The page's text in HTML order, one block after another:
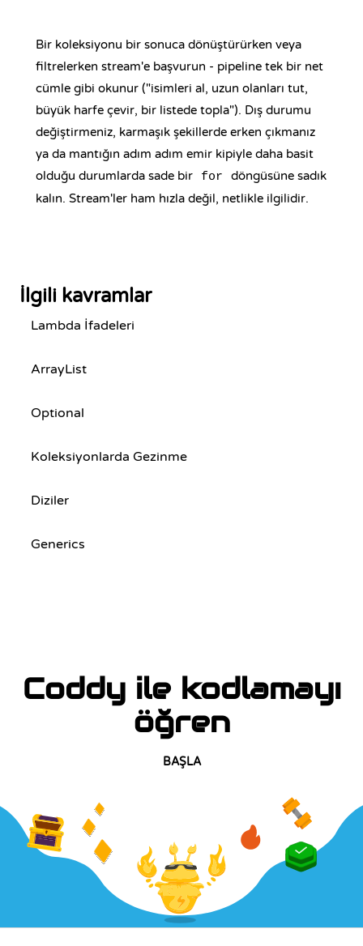
Bir koleksiyonu bir sonuca dönüştürürken veya
filtrelerken stream'e başvurun - pipeline tek bir net
cümle gibi okunur ("isimleri al, uzun olanları tut,
büyük harfe çevir, bir listede topla"). Dış durumu
değiştirmeniz, karmaşık şekillerde erken çıkmanız
ya da mantığın adım adım emir kipiyle daha basit
olduğu durumlarda sade bir
for
döngüsüne sadık
kalın. Stream'ler ham hızla değil, netlikle ilgilidir.
İlgili kavramlar
Lambda İfadeleri
ArrayList
Optional
Koleksiyonlarda Gezinme
Diziler
Generics
Coddy ile kodlamayı
öğren
BAŞLA